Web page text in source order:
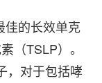
佳的长效单克
（TSLP）。
，对于包括哮